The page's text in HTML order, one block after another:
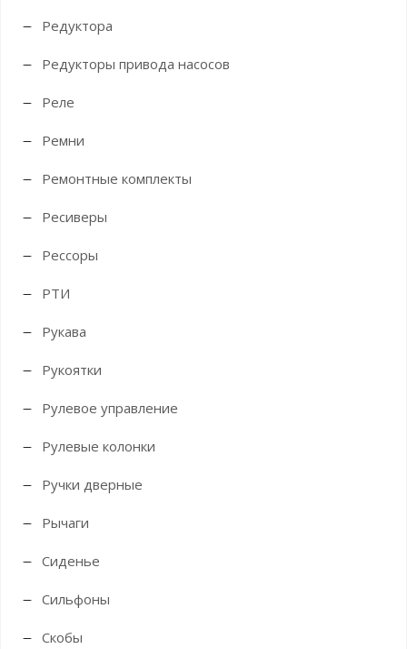
Редуктора
Редукторы привода насосов
Реле
Ремни
Ремонтные комплекты
Ресиверы
Рессоры
РТИ
Рукава
Рукоятки
Рулевое управление
Рулевые колонки
Ручки дверные
Рычаги
Сиденье
Сильфоны
Скобы